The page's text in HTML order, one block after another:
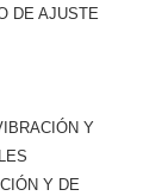
DE AJUSTE
Y
Y DE